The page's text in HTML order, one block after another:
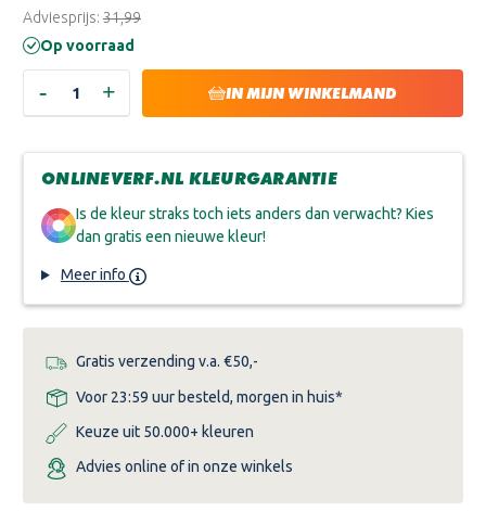
Adviesprijs: €31,99
Op voorraad
HOEVEELHEID
VAN
LYX
NATUREL
- HOEVEELHEID
VAN
LYX
NATUREL
+ IN MIJN WINKELMAND
ONLINEVERF.NL KLEURGARANTIE
Is de kleur straks toch iets anders dan verwacht? Kies
dan gratis een nieuwe kleur!
Meer info
Gratis verzending v.a. €50,-
Voor 23:59 uur besteld, morgen in huis*
Keuze uit 50.000+ kleuren
Advies online of in onze winkels